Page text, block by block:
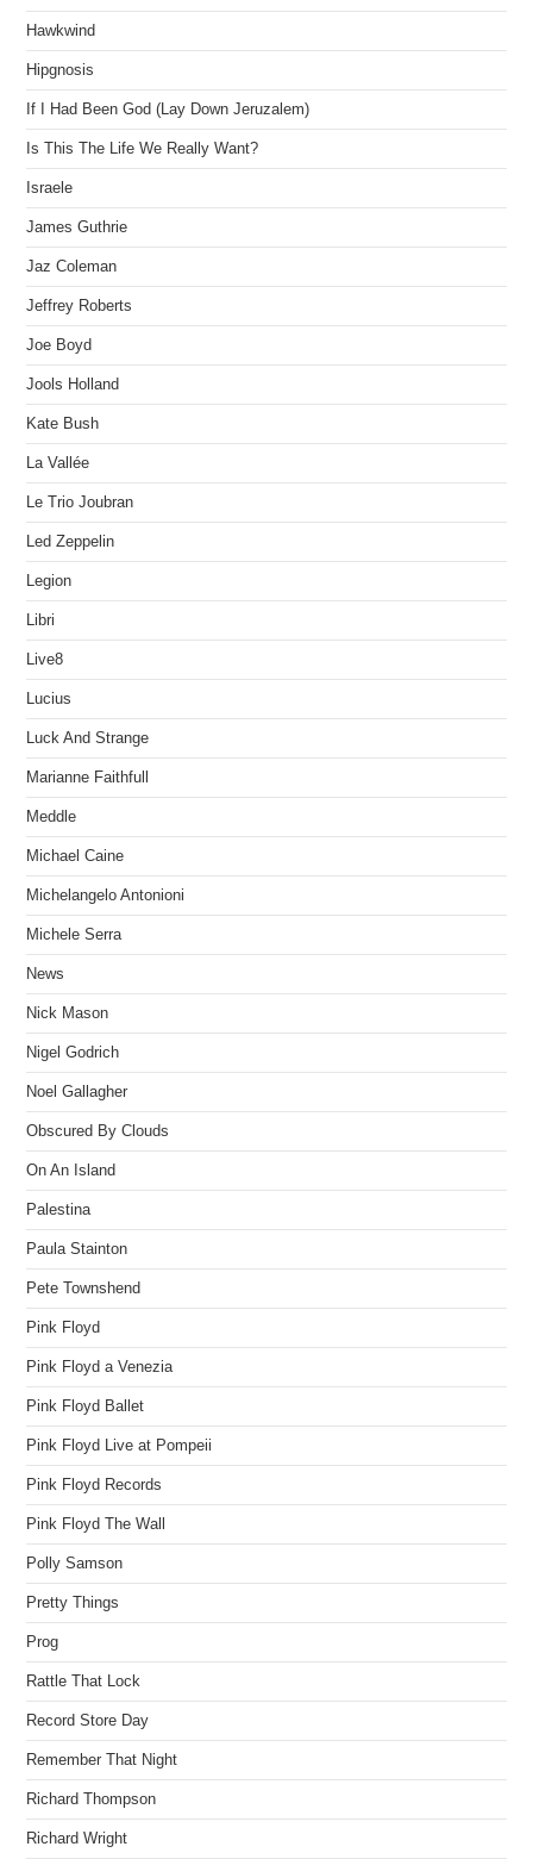
Hawkwind
Hipgnosis
If I Had Been God (Lay Down Jeruzalem)
Is This The Life We Really Want?
Israele
James Guthrie
Jaz Coleman
Jeffrey Roberts
Joe Boyd
Jools Holland
Kate Bush
La Vallée
Le Trio Joubran
Led Zeppelin
Legion
Libri
Live8
Lucius
Luck And Strange
Marianne Faithfull
Meddle
Michael Caine
Michelangelo Antonioni
Michele Serra
News
Nick Mason
Nigel Godrich
Noel Gallagher
Obscured By Clouds
On An Island
Palestina
Paula Stainton
Pete Townshend
Pink Floyd
Pink Floyd a Venezia
Pink Floyd Ballet
Pink Floyd Live at Pompeii
Pink Floyd Records
Pink Floyd The Wall
Polly Samson
Pretty Things
Prog
Rattle That Lock
Record Store Day
Remember That Night
Richard Thompson
Richard Wright